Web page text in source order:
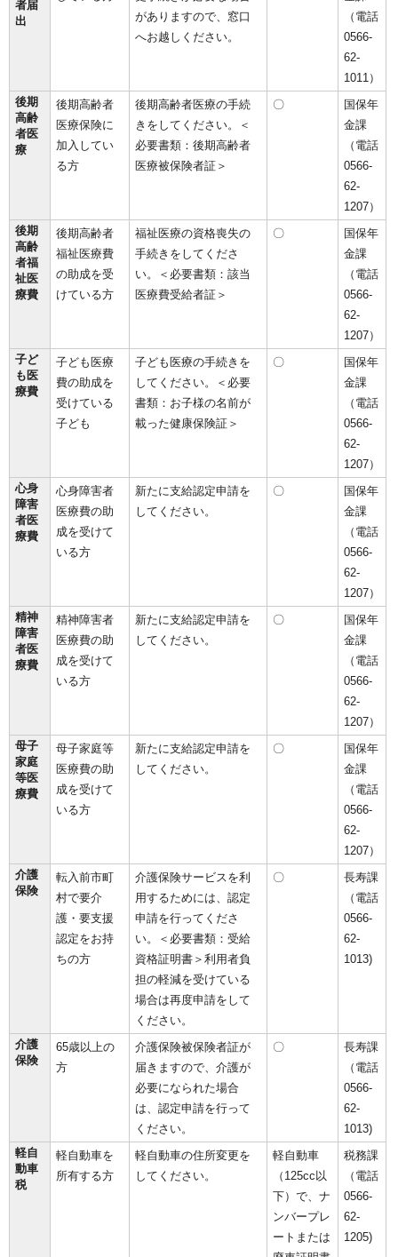
者届
出
がありますので、窓口
へお越しください。
（電話
0566-
62-
1011）
後期
高齢
者医
療
後期高齢者
医療保険に
加入してい
る方
後期高齢者医療の手続
きをしてください。＜
必要書類：後期高齢者
医療被保険者証＞
〇
国保年
金課
（電話
0566-
62-
1207）
後期
高齢
者福
祉医
療費
後期高齢者
福祉医療費
の助成を受
けている方
福祉医療の資格喪失の
手続きをしてくださ
い。＜必要書類：該当
医療費受給者証＞
〇
国保年
金課
（電話
0566-
62-
1207）
子ど
も医
療費
子ども医療
費の助成を
受けている
子ども
子ども医療の手続きを
してください。＜必要
書類：お子様の名前が
載った健康保険証＞
〇
国保年
金課
（電話
0566-
62-
1207）
心身
障害
者医
療費
心身障害者
医療費の助
成を受けて
いる方
新たに支給認定申請を
してください。
〇
国保年
金課
（電話
0566-
62-
1207）
精神
障害
者医
療費
精神障害者
医療費の助
成を受けて
いる方
新たに支給認定申請を
してください。
〇
国保年
金課
（電話
0566-
62-
1207）
母子
家庭
等医
療費
母子家庭等
医療費の助
成を受けて
いる方
新たに支給認定申請を
してください。
〇
国保年
金課
（電話
0566-
62-
1207）
介護
保険
転入前市町
村で要介
護・要支援
認定をお持
ちの方
介護保険サービスを利
用するためには、認定
申請を行ってくださ
い。＜必要書類：受給
資格証明書＞利用者負
担の軽減を受けている
場合は再度申請をして
ください。
〇
長寿課
（電話
0566-
62-
1013)
介護
保険
65歳以上の
方
介護保険被保険者証が
届きますので、介護が
必要になられた場合
は、認定申請を行って
ください。
〇
長寿課
（電話
0566-
62-
1013)
軽自
動車
税
軽自動車を
所有する方
軽自動車の住所変更を
してください。
軽自動車
（125cc以
下）で、ナ
ンバープレ
ートまたは
税務課
（電話
0566-
62-
1205)